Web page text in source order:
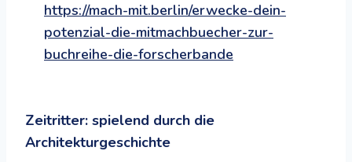
https://mach-mit.berlin/erwecke-dein-
potenzial-die-mitmachbuecher-zur-
buchreihe-die-forscherbande
Zeitritter: spielend durch die
Architekturgeschichte